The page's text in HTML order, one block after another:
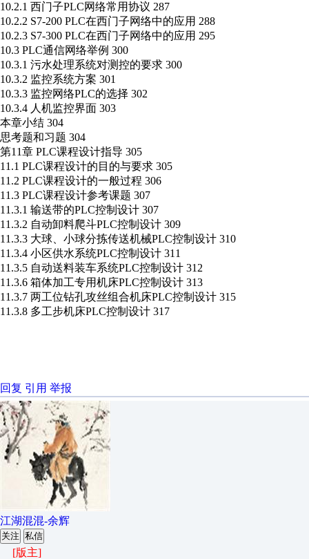
10.2.1 西门子PLC网络常用协议 287
10.2.2 S7-200 PLC在西门子网络中的应用 288
10.2.3 S7-300 PLC在西门子网络中的应用 295
10.3 PLC通信网络举例 300
10.3.1 污水处理系统对测控的要求 300
10.3.2 监控系统方案 301
10.3.3 监控网络PLC的选择 302
10.3.4 人机监控界面 303
本章小结 304
思考题和习题 304
第11章 PLC课程设计指导 305
11.1 PLC课程设计的目的与要求 305
11.2 PLC课程设计的一般过程 306
11.3 PLC课程设计参考课题 307
11.3.1 输送带的PLC控制设计 307
11.3.2 自动卸料爬斗PLC控制设计 309
11.3.3 大球、小球分拣传送机械PLC控制设计 310
11.3.4 小区供水系统PLC控制设计 311
11.3.5 自动送料装车系统PLC控制设计 312
11.3.6 箱体加工专用机床PLC控制设计 313
11.3.7 两工位钻孔攻丝组合机床PLC控制设计 315
11.3.8 多工步机床PLC控制设计 317
回复 引用 举报
江湖混混-余辉
关注 私信
[版主]